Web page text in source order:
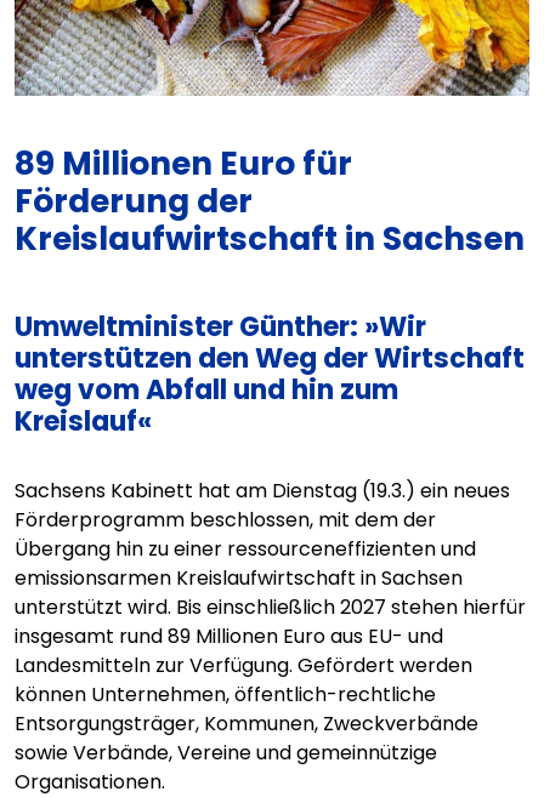
89 Millionen Euro für
Förderung der
Kreislaufwirtschaft in Sachsen
Umweltminister Günther: »Wir
unterstützen den Weg der Wirtschaft
weg vom Abfall und hin zum
Kreislauf«
Sachsens Kabinett hat am Dienstag (19.3.) ein neues
Förderprogramm beschlossen, mit dem der
Übergang hin zu einer ressourceneffizienten und
emissionsarmen Kreislaufwirtschaft in Sachsen
unterstützt wird. Bis einschließlich 2027 stehen hierfür
insgesamt rund 89 Millionen Euro aus EU- und
Landesmitteln zur Verfügung. Gefördert werden
können Unternehmen, öffentlich-rechtliche
Entsorgungsträger, Kommunen, Zweckverbände
sowie Verbände, Vereine und gemeinnützige
Organisationen.